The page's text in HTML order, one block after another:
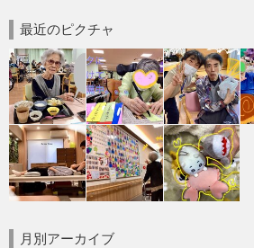
最近のピクチャ
月別アーカイブ